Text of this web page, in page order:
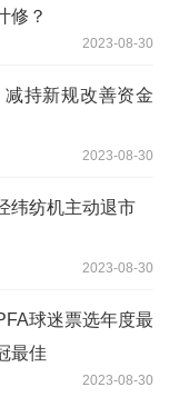
修？
2023-08-30
持新规改善资金
2023-08-30
纬纺机主动退市
2023-08-30
球迷票选年度最
最佳
2023-08-30